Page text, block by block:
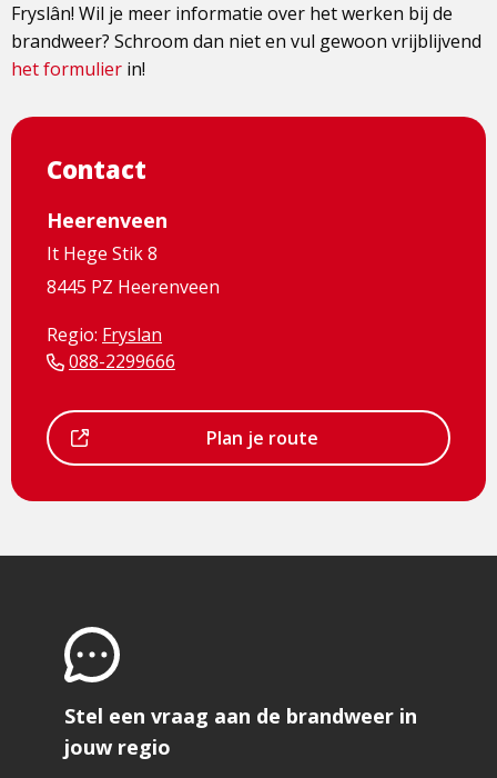
Fryslân! Wil je meer informatie over het werken bij de
brandweer? Schroom dan niet en vul gewoon vrijblijvend
het formulier in!
Contact
Heerenveen
It Hege Stik 8
8445 PZ Heerenveen
Regio: Fryslan
088-2299666
is
Plan je route
Stel een vraag aan de brandweer in
jouw regio